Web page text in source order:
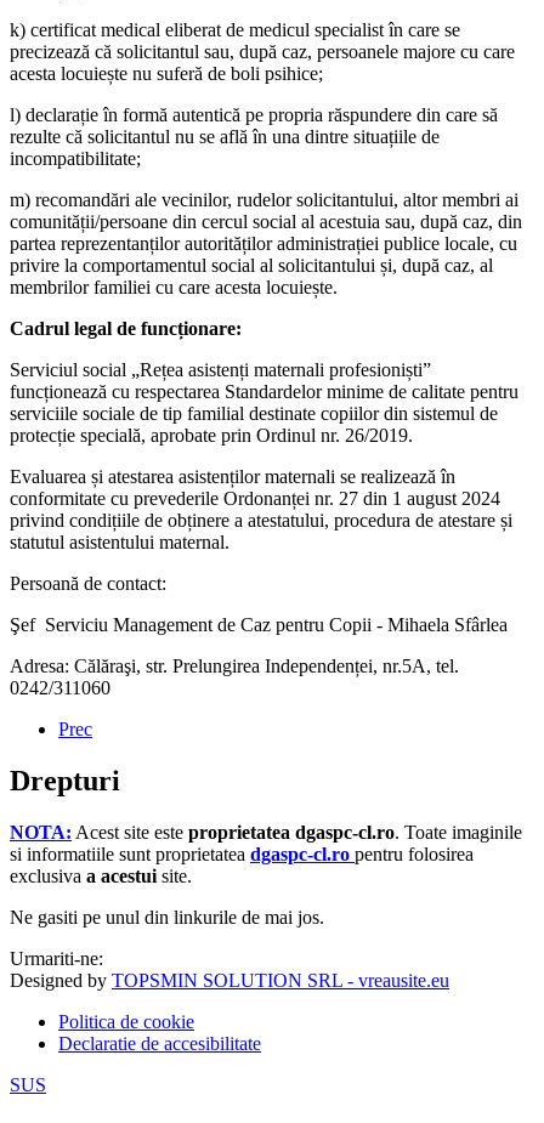
k) certificat medical eliberat de medicul specialist în care se
precizează că solicitantul sau, după caz, persoanele majore cu care
acesta locuiește nu suferă de boli psihice;
l) declarație în formă autentică pe propria răspundere din care să
rezulte că solicitantul nu se află în una dintre situațiile de
incompatibilitate;
m) recomandări ale vecinilor, rudelor solicitantului, altor membri ai
comunității/persoane din cercul social al acestuia sau, după caz, din
partea reprezentanților autorităților administrației publice locale, cu
privire la comportamentul social al solicitantului și, după caz, al
membrilor familiei cu care acesta locuiește.
Cadrul legal de funcționare:
Serviciul social „Rețea asistenți maternali profesioniști”
funcționează cu respectarea Standardelor minime de calitate pentru
serviciile sociale de tip familial destinate copiilor din sistemul de
protecție specială, aprobate prin Ordinul nr. 26/2019.
Evaluarea și atestarea asistenților maternali se realizează în
conformitate cu prevederile Ordonanței nr. 27 din 1 august 2024
privind condițiile de obținere a atestatului, procedura de atestare și
statutul asistentului maternal.
Persoană de contact:
Şef Serviciu Management de Caz pentru Copii - Mihaela Sfârlea
Adresa: Călăraşi, str. Prelungirea Independenței, nr.5A, tel.
0242/311060
Prec
Drepturi
NOTA: Acest site este proprietatea dgaspc-cl.ro. Toate imaginile
si informatiile sunt proprietatea dgaspc-cl.ro pentru folosirea
exclusiva a acestui site.
Ne gasiti pe unul din linkurile de mai jos.
Urmariti-ne:
Designed by TOPSMIN SOLUTION SRL - vreausite.eu
Politica de cookie
Declaratie de accesibilitate
SUS